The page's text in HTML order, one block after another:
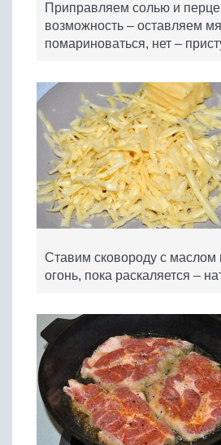
Приправляем солью и
возможность – оставляем
помариноваться, нет –
Ставим сковороду с маслом
огонь, пока раскаляется –